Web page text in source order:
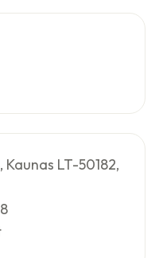
Kaunas LT-50182,